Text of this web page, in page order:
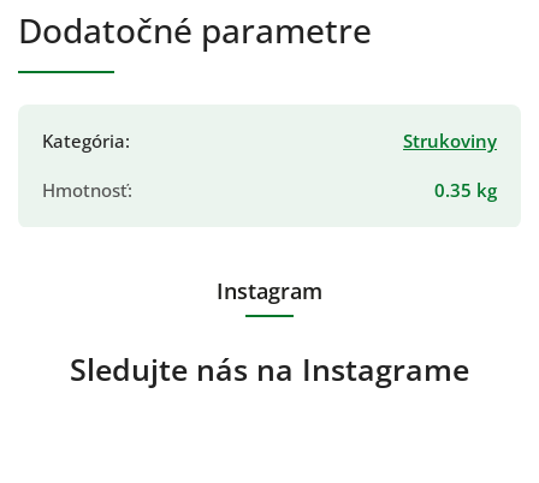
Dodatočné parametre
Kategória:
Strukoviny
Hmotnosť: 0.35 kg
Instagram
Sledujte nás na Instagrame